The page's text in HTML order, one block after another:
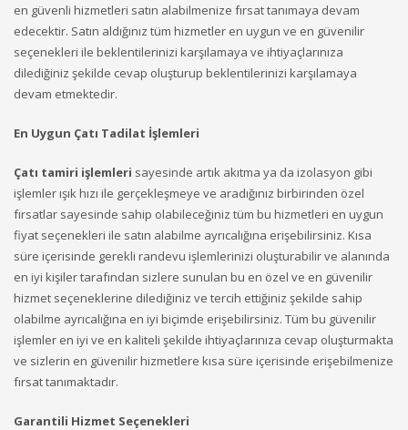
en güvenli hizmetleri satın alabilmenize fırsat tanımaya devam
edecektir. Satın aldığınız tüm hizmetler en uygun ve en güvenilir
seçenekleri ile beklentilerinizi karşılamaya ve ihtiyaçlarınıza
dilediğiniz şekilde cevap oluşturup beklentilerinizi karşılamaya
devam etmektedir.
En Uygun Çatı Tadilat İşlemleri
Çatı tamiri işlemleri sayesinde artık akıtma ya da izolasyon gibi
işlemler ışık hızı ile gerçekleşmeye ve aradığınız birbirinden özel
fırsatlar sayesinde sahip olabileceğiniz tüm bu hizmetleri en uygun
fiyat seçenekleri ile satın alabilme ayrıcalığına erişebilirsiniz. Kısa
süre içerisinde gerekli randevu işlemlerinizi oluşturabilir ve alanında
en iyi kişiler tarafından sizlere sunulan bu en özel ve en güvenilir
hizmet seçeneklerine dilediğiniz ve tercih ettiğiniz şekilde sahip
olabilme ayrıcalığına en iyi biçimde erişebilirsiniz. Tüm bu güvenilir
işlemler en iyi ve en kaliteli şekilde ihtiyaçlarınıza cevap oluşturmakta
ve sizlerin en güvenilir hizmetlere kısa süre içerisinde erişebilmenize
fırsat tanımaktadır.
Garantili Hizmet Seçenekleri